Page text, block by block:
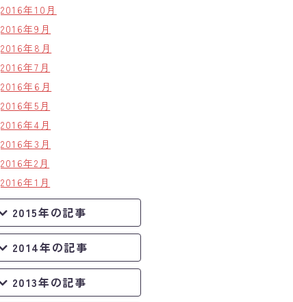
2016年10月
2016年9月
2016年8月
2016年7月
2016年6月
2016年5月
2016年4月
2016年3月
2016年2月
2016年1月
2015年の記事
2014年の記事
2013年の記事